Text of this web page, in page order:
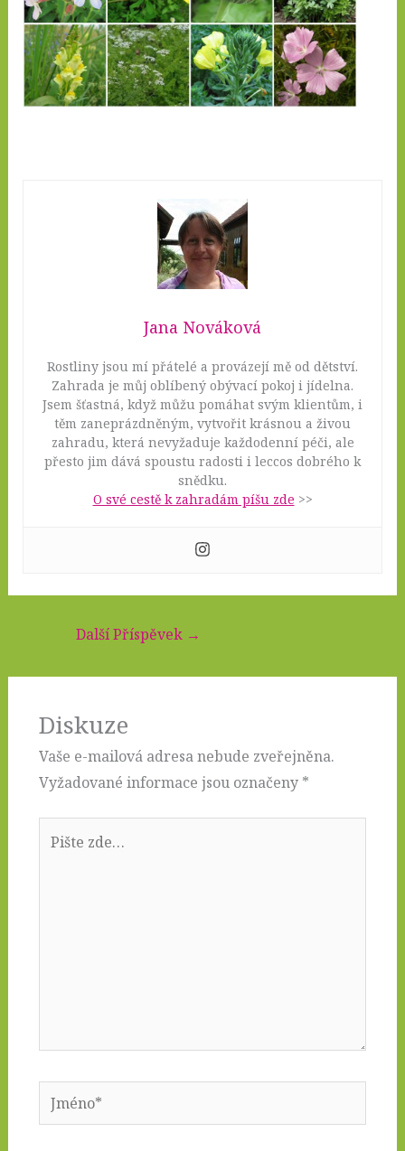
Jana Nováková
Rostliny jsou mí přátelé a provázejí mě od dětství.
Zahrada je můj oblíbený obývací pokoj i jídelna.
Jsem šťastná, když můžu pomáhat svým klientům, i
těm zaneprázdněným, vytvořit krásnou a živou
zahradu, která nevyžaduje každodenní péči, ale
přesto jim dává spoustu radosti i leccos dobrého k
snědku.
O své cestě k zahradám píšu zde >>
Další Příspěvek →
Diskuze
Vaše e-mailová adresa nebude zveřejněna.
Vyžadované informace jsou označeny *
Jméno*